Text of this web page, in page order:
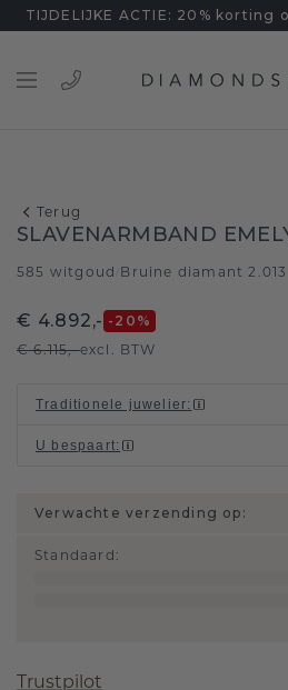
TIJDELIJKE ACTIE: 20%
Terug
SLAVENARMBAND
585 witgoud Bruine diamant
€ 4.892,- -20 %
€ 6.115,-excl. BTW
Traditionele juwelier:
U bespaart:
Verwachte verzending op:
Standaard :
Trustpilot